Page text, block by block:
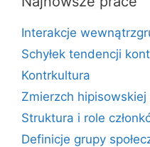
Interakcje
Schyłek tendencji
Kontrkultura
Zmierzch hipisowskiej
Struktura i role
Definicje grupy